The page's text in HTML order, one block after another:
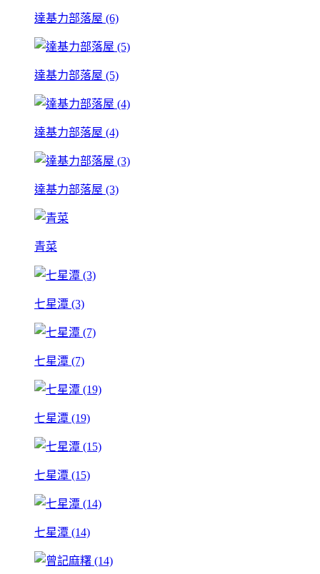
達基力部落屋 (6)
達基力部落屋 (5)
達基力部落屋 (4)
達基力部落屋 (3)
青菜
七星潭 (3)
七星潭 (7)
七星潭 (19)
七星潭 (15)
七星潭 (14)